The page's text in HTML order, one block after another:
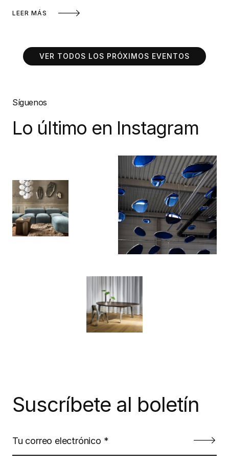
LEER MÁS
VER TODOS LOS PRÓXIMOS EVENTOS
Síguenos
Lo último en Instagram
Suscríbete al boletín